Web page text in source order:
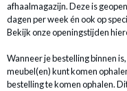
afhaalmagazijn. Deze is
dagen per week én ook op
Bekijk onze openingstijden
Wanneer je bestelling binnen
meubel(en) kunt komen
bestelling te komen ophalen.